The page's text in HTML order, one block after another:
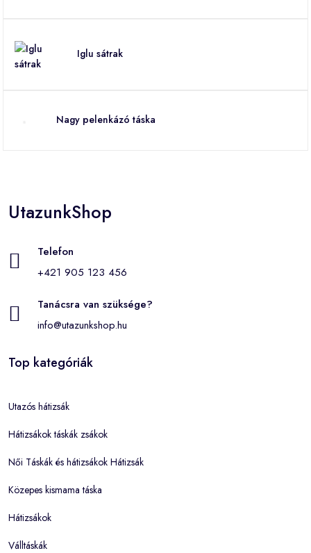
Iglu sátrak
Nagy pelenkázó táska
UtazunkShop
Telefon
+421 905 123 456
Tanácsra van szüksége?
info@utazunkshop.hu
Top kategóriák
Utazós hátizsák
Hátizsákok táskák zsákok
Női Táskák és hátizsákok Hátizsák
Közepes kismama táska
Hátizsákok
Válltáskák